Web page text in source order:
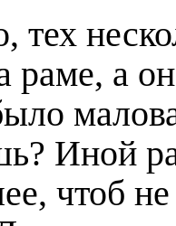
тех
раме, а
Иной
чтоб